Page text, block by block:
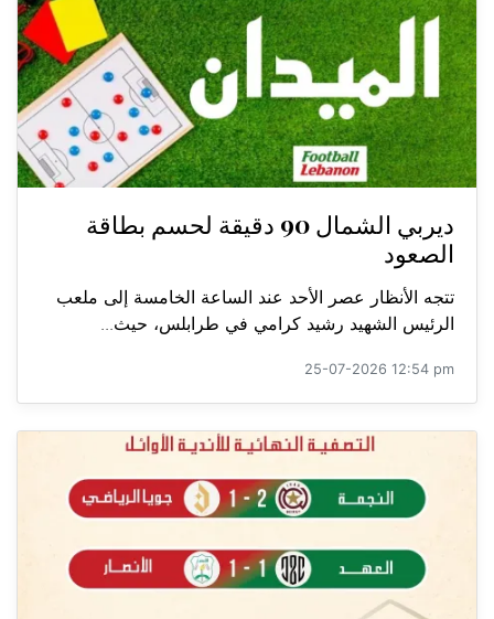
ديربي الشمال 90 دقيقة لحسم بطاقة
الصعود
تتجه الأنظار عصر الأحد عند الساعة الخامسة إلى ملعب
الرئيس الشهيد رشيد كرامي في طرابلس، حيث...
25-07-2026 12:54 pm